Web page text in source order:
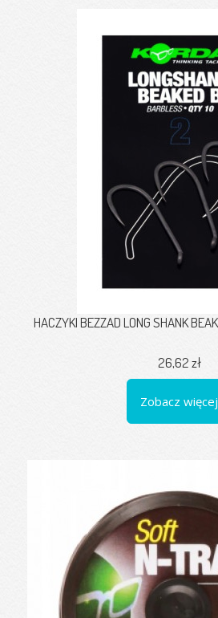
HACZYKI BEZZAD LONG SHANK
26,62 zł
Zobacz więcej